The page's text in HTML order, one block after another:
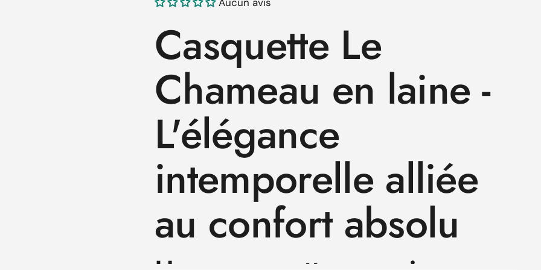
suivante
Casquette Le
Chameau en laine -
L'élégance
intemporelle alliée
au confort absolu